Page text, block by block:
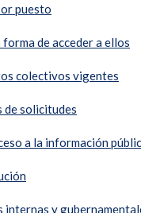
puesto
de acceder a ellos
colectivos vigentes
de solicitudes
a la información
internas y